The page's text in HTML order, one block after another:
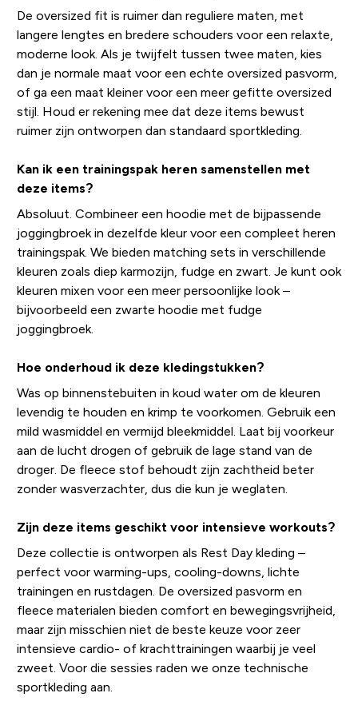
De oversized fit is ruimer dan reguliere maten, met
langere lengtes en bredere schouders voor een relaxte,
moderne look. Als je twijfelt tussen twee maten, kies
dan je normale maat voor een echte oversized pasvorm,
of ga een maat kleiner voor een meer gefitte oversized
stijl. Houd er rekening mee dat deze items bewust
ruimer zijn ontworpen dan standaard sportkleding.
Kan ik een trainingspak heren samenstellen met
deze items?
Absoluut. Combineer een hoodie met de bijpassende
joggingbroek in dezelfde kleur voor een compleet heren
trainingspak. We bieden matching sets in verschillende
kleuren zoals diep karmozijn, fudge en zwart. Je kunt ook
kleuren mixen voor een meer persoonlijke look –
bijvoorbeeld een zwarte hoodie met fudge
joggingbroek.
Hoe onderhoud ik deze kledingstukken?
Was op binnenstebuiten in koud water om de kleuren
levendig te houden en krimp te voorkomen. Gebruik een
mild wasmiddel en vermijd bleekmiddel. Laat bij voorkeur
aan de lucht drogen of gebruik de lage stand van de
droger. De fleece stof behoudt zijn zachtheid beter
zonder wasverzachter, dus die kun je weglaten.
Zijn deze items geschikt voor intensieve workouts?
Deze collectie is ontworpen als Rest Day kleding –
perfect voor warming-ups, cooling-downs, lichte
trainingen en rustdagen. De oversized pasvorm en
fleece materialen bieden comfort en bewegingsvrijheid,
maar zijn misschien niet de beste keuze voor zeer
intensieve cardio- of krachttrainingen waarbij je veel
zweet. Voor die sessies raden we onze technische
sportkleding aan.